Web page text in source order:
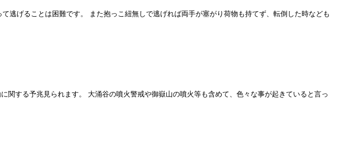
逃げることは困難です。 また抱っこ紐無しで逃げれば両手が塞がり荷物も持てず、転倒した時なども
関する予兆見られます。 大涌谷の噴火警戒や御嶽山の噴火等も含めて、色々な事が起きていると言っ